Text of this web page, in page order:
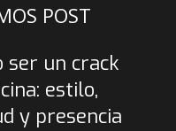
POST
ser un crack
estilo,
y presencia